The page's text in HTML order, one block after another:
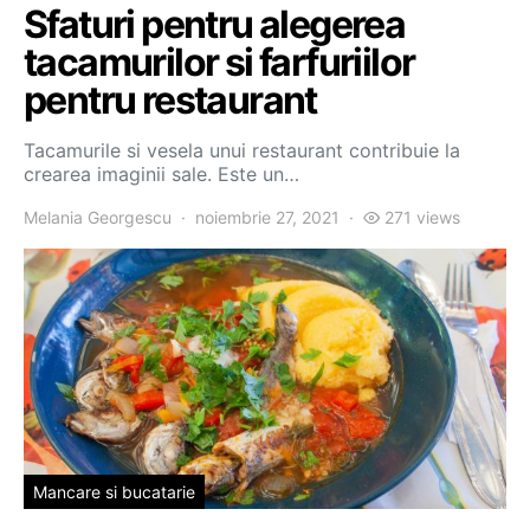
Sfaturi pentru alegerea
tacamurilor si farfuriilor
pentru restaurant
Tacamurile si vesela unui restaurant contribuie la
crearea imaginii sale. Este un…
Melania Georgescu noiembrie 27, 2021 271 views
Mancare si bucatarie